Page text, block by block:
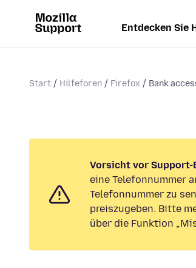
Entdecken Sie
Start Hilfeforen Firefox Bank
Vorsicht vor Support-
eine Telefonnummer
Telefonnummer zu
preiszugeben. Bitte
über die Funktion